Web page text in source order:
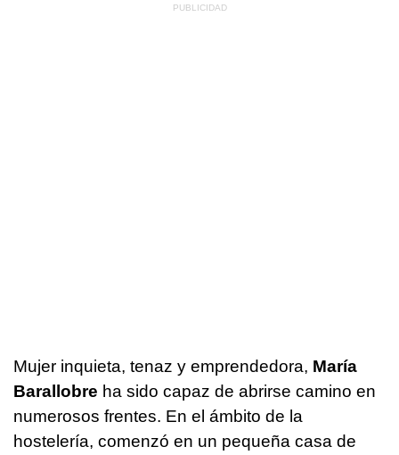
Mujer inquieta, tenaz y emprendedora, María
Barallobre ha sido capaz de abrirse camino en
numerosos frentes. En el ámbito de la
hostelería, comenzó en un pequeña casa de